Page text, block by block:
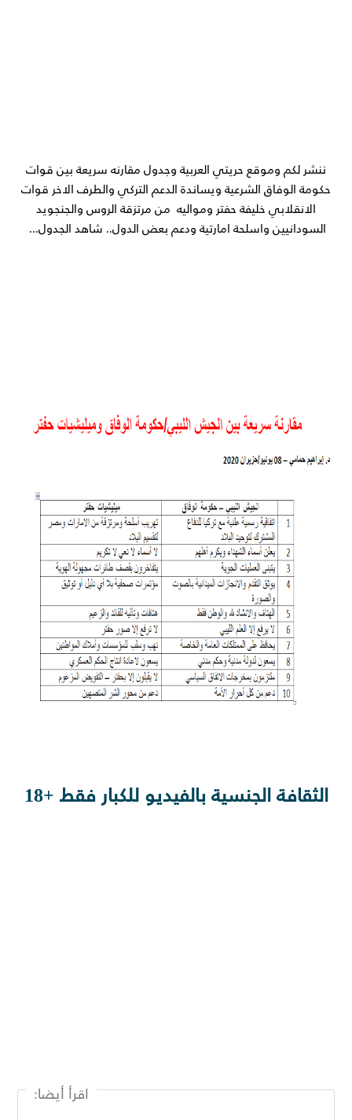
ننشر لكم وموقع حريتي العربية وجدول مقارنه سريعة بين قوات
حكومة الوفاق الشرعية ويساندة الدعم التركي والطرف الاخر قوات
الانقلابي خليفة حفتر ومواليه من مرتزقة الروس والجنجويد
السودانيين واسلحة امارتية ودعم بعض الدول.. شاهد الجدول...
الثقافة الجنسية بالفيديو للكبار فقط +18
اقرأ أيضا: